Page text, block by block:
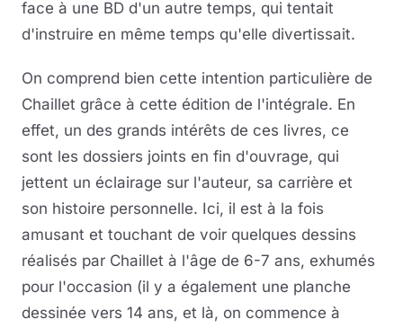
face à une BD d'un autre temps, qui tentait
d'instruire en même temps qu'elle divertissait.
On comprend bien cette intention particulière de
Chaillet grâce à cette édition de l'intégrale. En
effet, un des grands intérêts de ces livres, ce
sont les dossiers joints en fin d'ouvrage, qui
jettent un éclairage sur l'auteur, sa carrière et
son histoire personnelle. Ici, il est à la fois
amusant et touchant de voir quelques dessins
réalisés par Chaillet à l'âge de 6-7 ans, exhumés
pour l'occasion (il y a également une planche
dessinée vers 14 ans, et là, on commence à